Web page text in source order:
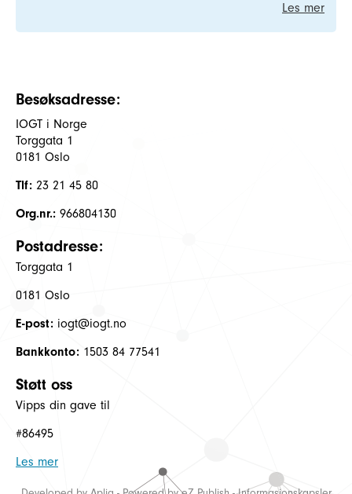
Les mer
Besøksadresse:
IOGT i Norge
Torggata 1
0181 Oslo
Tlf: 23 21 45 80
Org.nr.: 966804130
Postadresse:
Torggata 1
0181 Oslo
E-post: iogt@iogt.no
Bankkonto: 1503 84 77541
Støtt oss
Vipps din gave til
#86495
Les mer